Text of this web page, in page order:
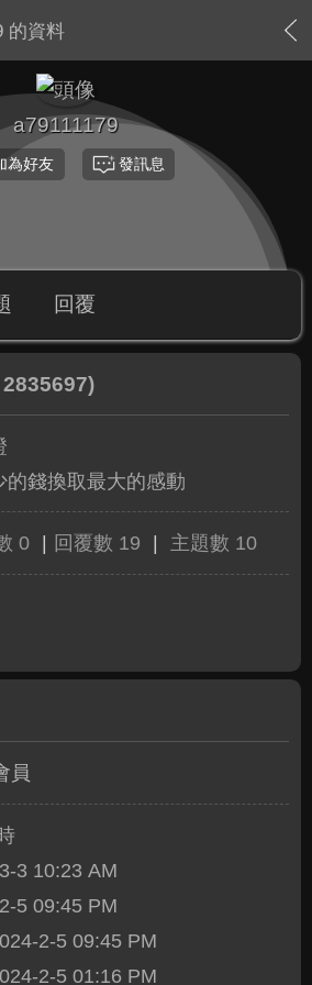
的資料
a79111179
為好友 發訊息
回覆
的錢換取最大的感動
0 回覆數 19 主題數 10
員
3 10:23 AM
5 09:45 PM
2-5 09:45 PM
2-5 01:16 PM